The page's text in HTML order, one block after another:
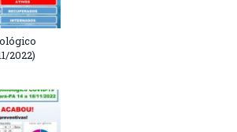
2022)